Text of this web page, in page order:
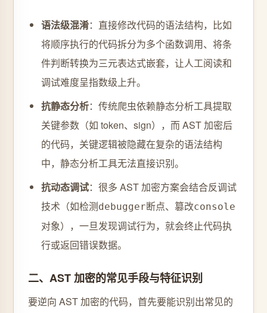
语法级混淆：直接修改代码的语法结构，比如
将顺序执行的代码拆分为多个函数调用、将条
件判断转换为三元表达式嵌套，让人工阅读和
调试难度呈指数级上升。
抗静态分析：传统爬虫依赖静态分析工具提取
关键参数（如 token、sign），而 AST 加密后
的代码，关键逻辑被隐藏在复杂的语法结构
中，静态分析工具无法直接识别。
抗动态调试：很多 AST 加密方案会结合反调试
技术（如检测debugger断点、篡改console
对象），一旦发现调试行为，就会终止代码执
行或返回错误数据。
二、AST 加密的常见手段与特征识别
要逆向 AST 加密的代码，首先要能识别出常见的